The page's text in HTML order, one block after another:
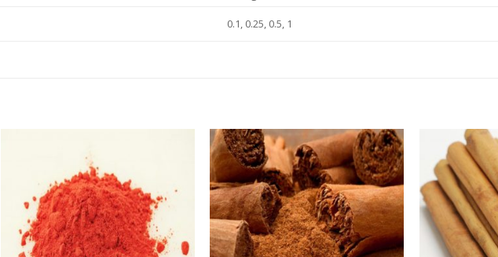
0.1, 0.25, 0.5, 1
στη Λίστα
Αγαπημένων
Προσθήκη
στη Λίστα
Αγαπημένων